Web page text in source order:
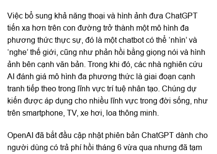
Việc bổ sung khả năng thoại và hình ảnh đưa ChatGPT
tiến xa hơn trên con đường trở thành một mô hình đa
phương thức thực sự, đó là một chatbot có thể ‘nhìn’ và
‘nghe’ thế giới, cũng như phản hồi bằng giọng nói và hình
ảnh bên cạnh văn bản. Trong khi đó, các nhà nghiên cứu
AI đánh giá mô hình đa phương thức là giai đoạn cạnh
tranh tiếp theo trong lĩnh vực trí tuệ nhân tạo. Chúng dự
kiến được áp dụng cho nhiều lĩnh vực trong đời sống, như
trên smartphone, TV, xe hơi, loa thông minh.
OpenAI đã bắt đầu cập nhật phiên bản ChatGPT dành cho
người dùng có trả phí hồi tháng 6 vừa qua nhưng đã tạm